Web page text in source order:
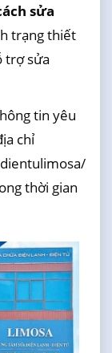
sửa
trạng thiết
trợ sửa
tin yêu
chỉ
thời gian